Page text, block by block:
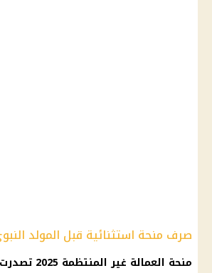
صرف منحة استثنائية قبل المولد النبوي
منحة العمالة